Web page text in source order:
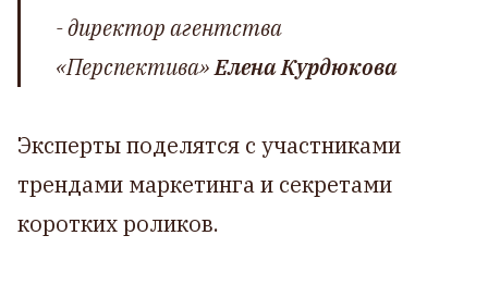
- директор агентства
«Перспектива»Елена Курдюкова
Эксперты поделятся с участниками
трендами маркетинга и секретами
коротких роликов.